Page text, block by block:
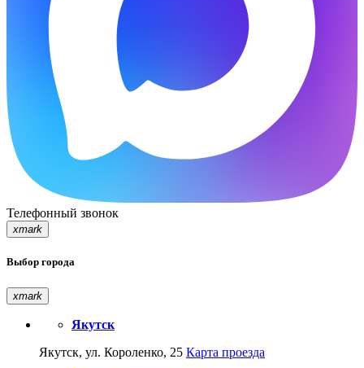
Телефонный звонок
xmark
Выбор города
xmark
Якутск
Якутск, ул. Короленко, 25 Карта проезда